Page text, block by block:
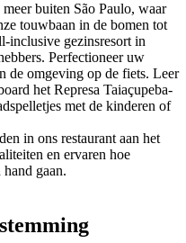
buiten São Paulo, waar
touwbaan in de bomen tot
inclusive gezinsresort in
Perfectioneer uw
de omgeving op de fiets. Leer
het Represa Taiaçupeba-
met de kinderen of
in ons restaurant aan het
en ervaren hoe
gaan.